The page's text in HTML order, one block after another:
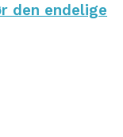
den endelige